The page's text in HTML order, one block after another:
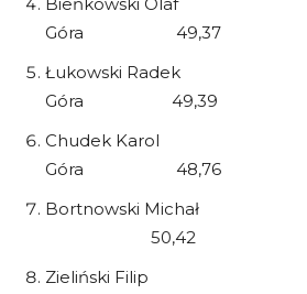
Bieńkowski Olaf SP
Góra 49,37
Łukowski Radek
Góra 49,39
Chudek Karol SP
Góra 48,76
Bortnowski Michał
50,42
Zieliński Filip